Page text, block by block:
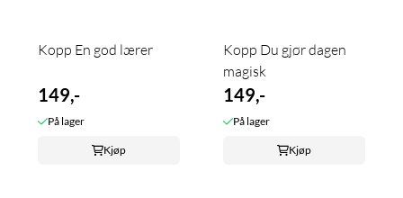
Kopp En god lærer
149,-
På lager
Kjøp
Kopp Du gjør dagen
magisk
149,-
På lager
Kjøp